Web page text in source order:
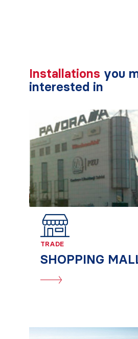
Installations you
interested in
TRADE
SHOPPING